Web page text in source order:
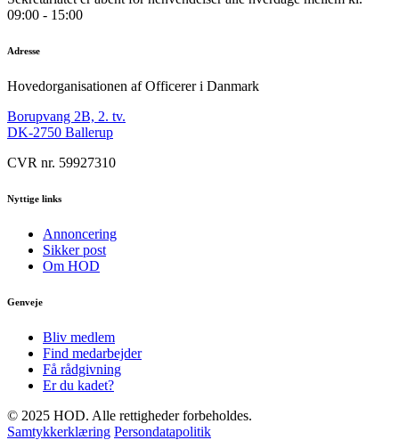
09:00 - 15:00
Adresse
Hovedorganisationen af Officerer i Danmark
Borupvang 2B, 2. tv.
DK-2750 Ballerup
CVR nr. 59927310
Nyttige links
Annoncering
Sikker post
Om HOD
Genveje
Bliv medlem
Find medarbejder
Få rådgivning
Er du kadet?
© 2025 HOD. Alle rettigheder forbeholdes.
Samtykkerklæring Persondatapolitik